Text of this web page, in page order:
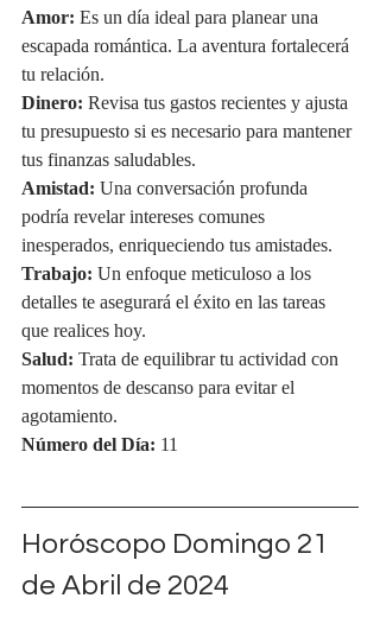
Amor: Es un día ideal para planear una
escapada romántica. La aventura fortalecerá
tu relación.
Dinero: Revisa tus gastos recientes y ajusta
tu presupuesto si es necesario para mantener
tus finanzas saludables.
Amistad: Una conversación profunda
podría revelar intereses comunes
inesperados, enriqueciendo tus amistades.
Trabajo: Un enfoque meticuloso a los
detalles te asegurará el éxito en las tareas
que realices hoy.
Salud: Trata de equilibrar tu actividad con
momentos de descanso para evitar el
agotamiento.
Número del Día: 11
Horóscopo Domingo 21
de Abril de 2024